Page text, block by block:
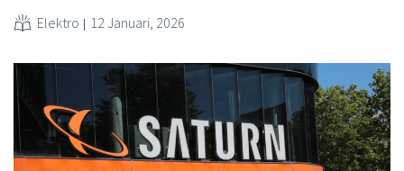
Elektro 12 Januari, 2026